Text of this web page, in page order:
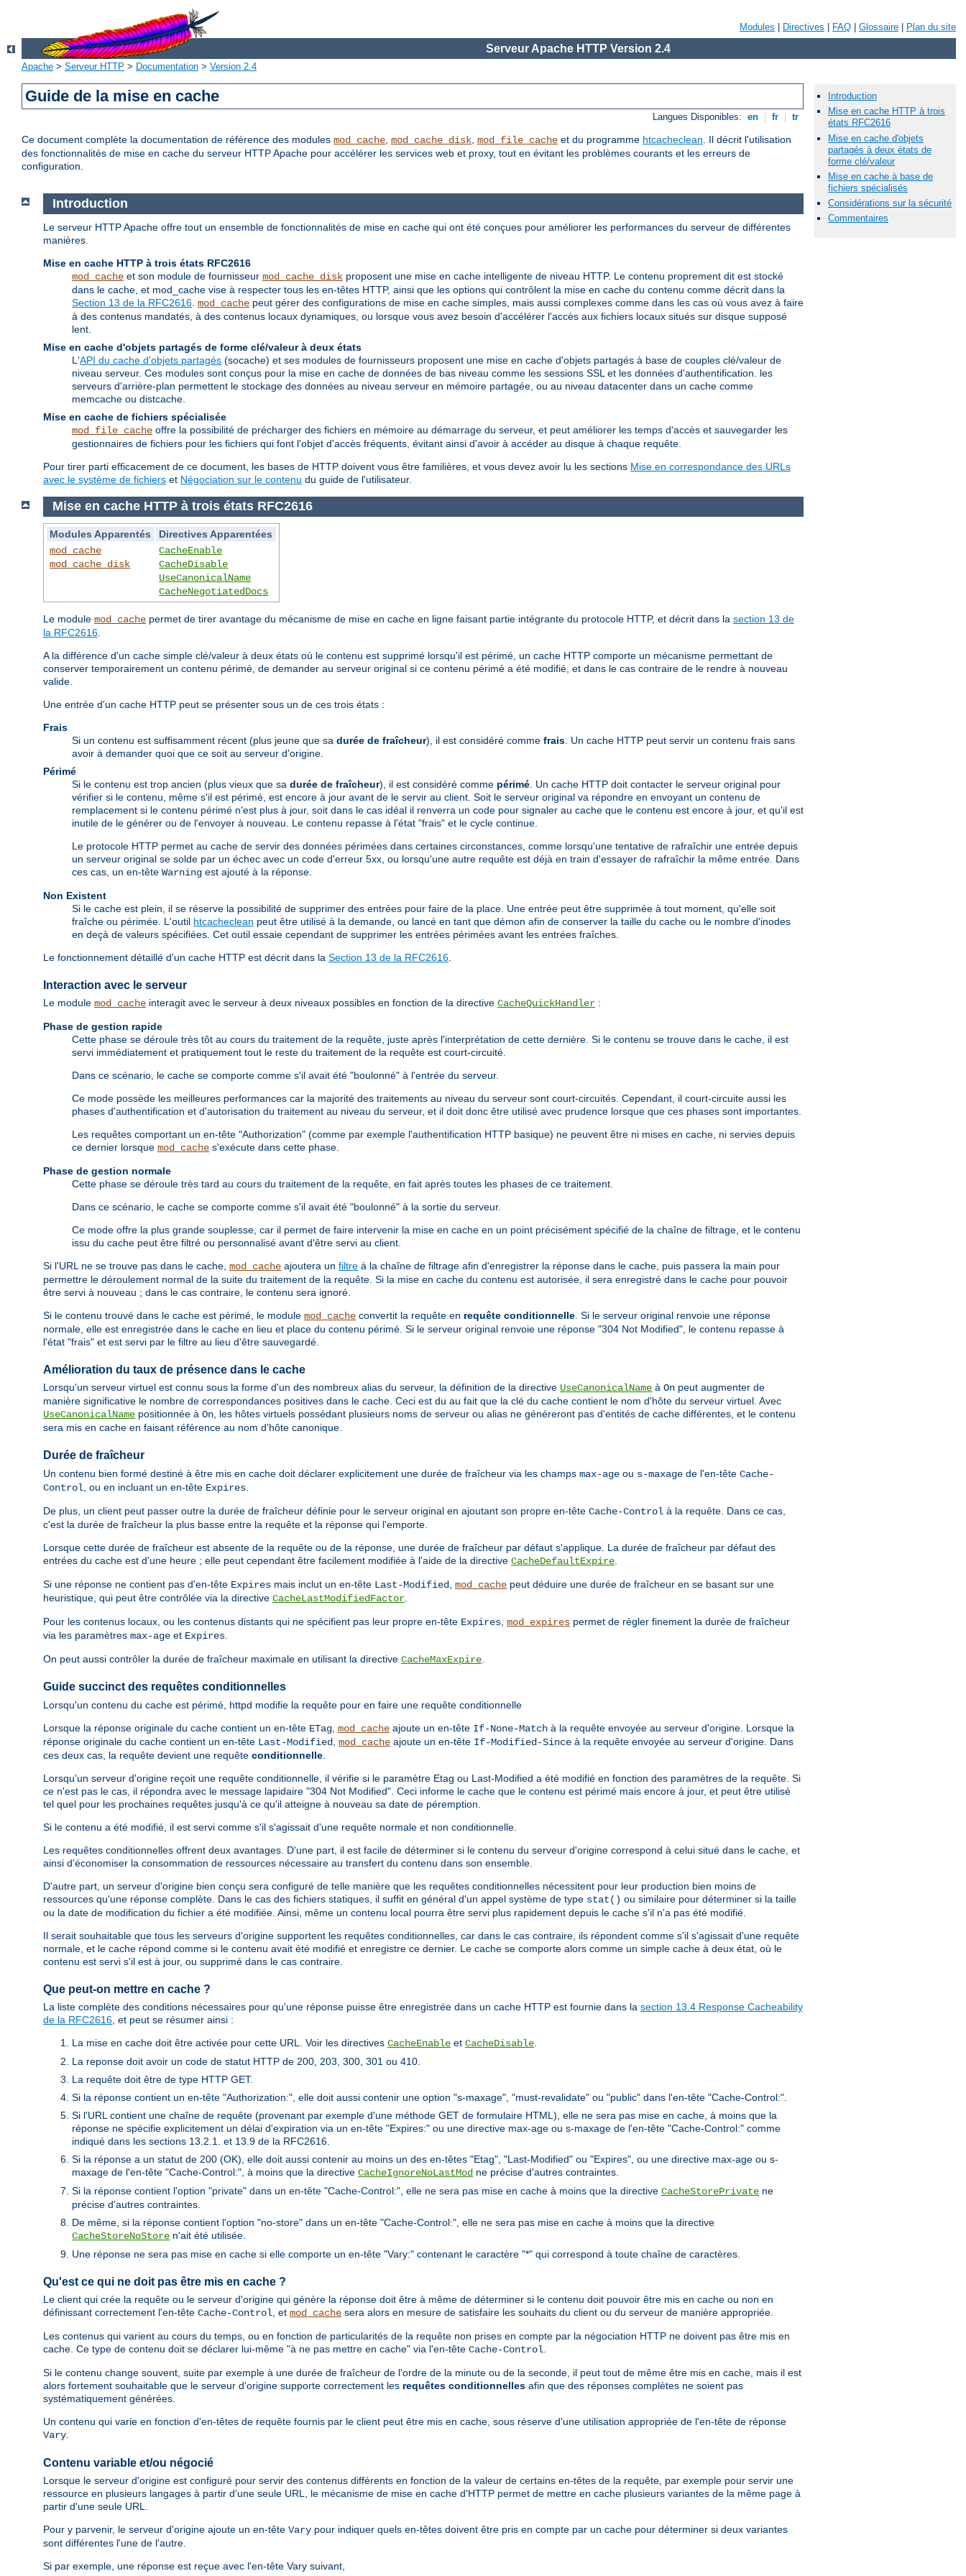
Modules Directives FAQ Glossaire Plan du site
Serveur Apache HTTP Version 2.4
Apache > Serveur HTTP > Documentation > Version 2.4
Guide de la mise en cache
Langues Disponibles: en fr tr
Ce document complète la documentation de référence des modules mod_cache, mod_cache_disk, mod_file_cache et du programme htcacheclean. Il décrit l'utilisation
des fonctionnalités de mise en cache du serveur HTTP Apache pour accélérer les services web et proxy, tout en évitant les problèmes courants et les erreurs de
configuration.
Introduction
Mise en cache HTTP à trois
états RFC2616
Mise en cache d'objets
partagés à deux états de
forme clé/valeur
Mise en cache à base de
fichiers spécialisés
Considérations sur la sécurité
Commentaires
Introduction
Le serveur HTTP Apache offre tout un ensemble de fonctionnalités de mise en cache qui ont été conçues pour améliorer les performances du serveur de différentes
manières.
Mise en cache HTTP à trois états RFC2616
mod_cache et son module de fournisseur mod_cache_disk proposent une mise en cache intelligente de niveau HTTP. Le contenu proprement dit est stocké
dans le cache, et mod_cache vise à respecter tous les en-têtes HTTP, ainsi que les options qui contrôlent la mise en cache du contenu comme décrit dans la
Section 13 de la RFC2616 mod_cache peut gérer des configurations de mise en cache simples, mais aussi complexes comme dans les cas où vous avez à faire
à des contenus mandatés, à des contenus locaux dynamiques, ou lorsque vous avez besoin d'accélérer l'accès aux fichiers locaux situés sur disque supposé
lent.
Mise en cache d'objets partagés de forme clé/valeur à deux états
L'API du cache d'objets partagés (socache) et ses modules de fournisseurs proposent une mise en cache d'objets partagés à base de couples clé/valeur de
niveau serveur. Ces modules sont conçus pour la mise en cache de données de bas niveau comme les sessions SSL et les données d'authentification. les
serveurs d'arrière-plan permettent le stockage des données au niveau serveur en mémoire partagée, ou au niveau datacenter dans un cache comme
memcache ou distcache.
Mise en cache de fichiers spécialisée
mod_file_cache offre la possibilité de précharger des fichiers en mémoire au démarrage du serveur, et peut améliorer les temps d'accès et sauvegarder les
gestionnaires de fichiers pour les fichiers qui font l'objet d'accès fréquents, évitant ainsi d'avoir à accéder au disque à chaque requête.
Pour tirer parti efficacement de ce document, les bases de HTTP doivent vous être familières, et vous devez avoir lu les sections Mise en correspondance des URLs
avec le système de fichiers et Négociation sur le contenu du guide de l'utilisateur.
Mise en cache HTTP à trois états RFC2616
Modules Apparentés
Directives Apparentées
mod_cache
mod_cache_disk
CacheEnable
CacheDisable
UseCanonicalName
CacheNegotiatedDocs
Le module mod_cache permet de tirer avantage du mécanisme de mise en cache en ligne faisant partie intégrante du protocole HTTP, et décrit dans la section 13 de
la RFC2616
A la différence d'un cache simple clé/valeur à deux états où le contenu est supprimé lorsqu'il est périmé, un cache HTTP comporte un mécanisme permettant de
conserver temporairement un contenu périmé, de demander au serveur original si ce contenu périmé a été modifié, et dans le cas contraire de le rendre à nouveau
valide.
Une entrée d'un cache HTTP peut se présenter sous un de ces trois états :
Frais
Si un contenu est suffisamment récent (plus jeune que sa durée de fraîcheur), il est considéré comme frais . Un cache HTTP peut servir un contenu frais sans
avoir à demander quoi que ce soit au serveur d'origine.
Périmé
Si le contenu est trop ancien (plus vieux que sa durée de fraîcheur), il est considéré comme périmé . Un cache HTTP doit contacter le serveur original pour
vérifier si le contenu, même s'il est périmé, est encore à jour avant de le servir au client. Soit le serveur original va répondre en envoyant un contenu de
remplacement si le contenu périmé n'est plus à jour, soit dans le cas idéal il renverra un code pour signaler au cache que le contenu est encore à jour, et qu'il est
inutile de le générer ou de l'envoyer à nouveau. Le contenu repasse à l'état "frais" et le cycle continue.
Le protocole HTTP permet au cache de servir des données périmées dans certaines circonstances, comme lorsqu'une tentative de rafraîchir une entrée depuis
un serveur original se solde par un échec avec un code d'erreur 5xx, ou lorsqu'une autre requête est déjà en train d'essayer de rafraîchir la même entrée. Dans
ces cas, un en-tête Warning est ajouté à la réponse.
Non Existent
Si le cache est plein, il se réserve la possibilité de supprimer des entrées pour faire de la place. Une entrée peut être supprimée à tout moment, qu'elle soit
fraîche ou périmée. L'outil htcacheclean peut être utilisé à la demande, ou lancé en tant que démon afin de conserver la taille du cache ou le nombre d'inodes
en deçà de valeurs spécifiées. Cet outil essaie cependant de supprimer les entrées périmées avant les entrées fraîches.
Le fonctionnement détaillé d'un cache HTTP est décrit dans la Section 13 de la RFC2616
Interaction avec le serveur
Le module mod_cache interagit avec le serveur à deux niveaux possibles en fonction de la directive CacheQuickHandler :
Phase de gestion rapide
Cette phase se déroule très tôt au cours du traitement de la requête, juste après l'interprétation de cette dernière. Si le contenu se trouve dans le cache, il est
servi immédiatement et pratiquement tout le reste du traitement de la requête est court-circuité.
Dans ce scénario, le cache se comporte comme s'il avait été "boulonné" à l'entrée du serveur.
Ce mode possède les meilleures performances car la majorité des traitements au niveau du serveur sont court-circuités. Cependant, il court-circuite aussi les
phases d'authentification et d'autorisation du traitement au niveau du serveur, et il doit donc être utilisé avec prudence lorsque que ces phases sont importantes.
Les requêtes comportant un en-tête "Authorization" (comme par exemple l'authentification HTTP basique) ne peuvent être ni mises en cache, ni servies depuis
ce dernier lorsque mod_cache s'exécute dans cette phase.
Phase de gestion normale
Cette phase se déroule très tard au cours du traitement de la requête, en fait après toutes les phases de ce traitement.
Dans ce scénario, le cache se comporte comme s'il avait été "boulonné" à la sortie du serveur.
Ce mode offre la plus grande souplesse, car il permet de faire intervenir la mise en cache en un point précisément spécifié de la chaîne de filtrage, et le contenu
issu du cache peut être filtré ou personnalisé avant d'être servi au client.
Si l'URL ne se trouve pas dans le cache, mod_cache ajoutera un filtre à la chaîne de filtrage afin d'enregistrer la réponse dans le cache, puis passera la main pour
permettre le déroulement normal de la suite du traitement de la requête. Si la mise en cache du contenu est autorisée, il sera enregistré dans le cache pour pouvoir
être servi à nouveau ; dans le cas contraire, le contenu sera ignoré.
Si le contenu trouvé dans le cache est périmé, le module mod_cache convertit la requête en requête conditionnelle. Si le serveur original renvoie une réponse
normale, elle est enregistrée dans le cache en lieu et place du contenu périmé. Si le serveur original renvoie une réponse "304 Not Modified", le contenu repasse à
l'état "frais" et est servi par le filtre au lieu d'être sauvegardé.
Amélioration du taux de présence dans le cache
Lorsqu'un serveur virtuel est connu sous la forme d'un des nombreux alias du serveur, la définition de la directive UseCanonicalName à On peut augmenter de
manière significative le nombre de correspondances positives dans le cache. Ceci est du au fait que la clé du cache contient le nom d'hôte du serveur virtuel. Avec
UseCanonicalName positionnée à On, les hôtes virtuels possédant plusieurs noms de serveur ou alias ne généreront pas d'entités de cache différentes, et le contenu
sera mis en cache en faisant référence au nom d'hôte canonique.
Durée de fraîcheur
Un contenu bien formé destiné à être mis en cache doit déclarer explicitement une durée de fraîcheur via les champs max-age ou s-maxage de l'en-tête Cache-
Control , ou en incluant un en-tête Expires
De plus, un client peut passer outre la durée de fraîcheur définie pour le serveur original en ajoutant son propre en-tête Cache-Control à la requête. Dans ce cas,
c'est la durée de fraîcheur la plus basse entre la requête et la réponse qui l'emporte.
Lorsque cette durée de fraîcheur est absente de la requête ou de la réponse, une durée de fraîcheur par défaut s'applique. La durée de fraîcheur par défaut des
entrées du cache est d'une heure ; elle peut cependant être facilement modifiée à l'aide de la directive CacheDefaultExpire
Si une réponse ne contient pas d'en-tête Expires mais inclut un en-tête Last-Modified mod_cache peut déduire une durée de fraîcheur en se basant sur une
heuristique, qui peut être contrôlée via la directive CacheLastModifiedFactor
Pour les contenus locaux, ou les contenus distants qui ne spécifient pas leur propre en-tête Expires mod_expires permet de régler finement la durée de fraîcheur
via les paramètres max-age et Expires
On peut aussi contrôler la durée de fraîcheur maximale en utilisant la directive CacheMaxExpire
Guide succinct des requêtes conditionnelles
Lorsqu'un contenu du cache est périmé, httpd modifie la requête pour en faire une requête conditionnelle
Lorsque la réponse originale du cache contient un en-tête ETag mod_cache ajoute un en-tête If-None-Match à la requête envoyée au serveur d'origine. Lorsque la
réponse originale du cache contient un en-tête Last-Modified mod_cache ajoute un en-tête If-Modified-Since à la requête envoyée au serveur d'origine. Dans
ces deux cas, la requête devient une requête conditionnelle
Lorsqu'un serveur d'origine reçoit une requête conditionnelle, il vérifie si le paramètre Etag ou Last-Modified a été modifié en fonction des paramètres de la requête. Si
ce n'est pas le cas, il répondra avec le message lapidaire "304 Not Modified". Ceci informe le cache que le contenu est périmé mais encore à jour, et peut être utilisé
tel quel pour les prochaines requêtes jusqu'à ce qu'il atteigne à nouveau sa date de péremption.
Si le contenu a été modifié, il est servi comme s'il s'agissait d'une requête normale et non conditionnelle.
Les requêtes conditionnelles offrent deux avantages. D'une part, il est facile de déterminer si le contenu du serveur d'origine correspond à celui situé dans le cache, et
ainsi d'économiser la consommation de ressources nécessaire au transfert du contenu dans son ensemble.
D'autre part, un serveur d'origine bien conçu sera configuré de telle manière que les requêtes conditionnelles nécessitent pour leur production bien moins de
ressources qu'une réponse complète. Dans le cas des fichiers statiques, il suffit en général d'un appel système de type stat() ou similaire pour déterminer si la taille
ou la date de modification du fichier a été modifiée. Ainsi, même un contenu local pourra être servi plus rapidement depuis le cache s'il n'a pas été modifié.
Il serait souhaitable que tous les serveurs d'origine supportent les requêtes conditionnelles, car dans le cas contraire, ils répondent comme s'il s'agissait d'une requête
normale, et le cache répond comme si le contenu avait été modifié et enregistre ce dernier. Le cache se comporte alors comme un simple cache à deux état, où le
contenu est servi s'il est à jour, ou supprimé dans le cas contraire.
Que peut-on mettre en cache ?
La liste complète des conditions nécessaires pour qu'une réponse puisse être enregistrée dans un cache HTTP est fournie dans la section 13.4 Response Cacheability
de la RFC2616 , et peut se résumer ainsi :
La mise en cache doit être activée pour cette URL. Voir les directives CacheEnable et CacheDisable
La reponse doit avoir un code de statut HTTP de 200, 203, 300, 301 ou 410.
La requête doit être de type HTTP GET.
Si la réponse contient un en-tête "Authorization:", elle doit aussi contenir une option "s-maxage", "must-revalidate" ou "public" dans l'en-tête "Cache-Control:".
Si l'URL contient une chaîne de requête (provenant par exemple d'une méthode GET de formulaire HTML), elle ne sera pas mise en cache, à moins que la
réponse ne spécifie explicitement un délai d'expiration via un en-tête "Expires:" ou une directive max-age ou s-maxage de l'en-tête "Cache-Control:" comme
indiqué dans les sections 13.2.1. et 13.9 de la RFC2616.
Si la réponse a un statut de 200 (OK), elle doit aussi contenir au moins un des en-têtes "Etag", "Last-Modified" ou "Expires", ou une directive max-age ou s-
maxage de l'en-tête "Cache-Control:", à moins que la directive CacheIgnoreNoLastMod ne précise d'autres contraintes.
Si la réponse contient l'option "private" dans un en-tête "Cache-Control:", elle ne sera pas mise en cache à moins que la directive CacheStorePrivate ne
précise d'autres contraintes.
De même, si la réponse contient l'option "no-store" dans un en-tête "Cache-Control:", elle ne sera pas mise en cache à moins que la directive
CacheStoreNoStore n'ait été utilisée.
Une réponse ne sera pas mise en cache si elle comporte un en-tête "Vary:" contenant le caractère "*" qui correspond à toute chaîne de caractères.
Qu'est ce qui ne doit pas être mis en cache ?
Le client qui crée la requête ou le serveur d'origine qui génère la réponse doit être à même de déterminer si le contenu doit pouvoir être mis en cache ou non en
définissant correctement l'en-tête Cache-Control , et mod_cache sera alors en mesure de satisfaire les souhaits du client ou du serveur de manière appropriée.
Les contenus qui varient au cours du temps, ou en fonction de particularités de la requête non prises en compte par la négociation HTTP ne doivent pas être mis en
cache. Ce type de contenu doit se déclarer lui-même "à ne pas mettre en cache" via l'en-tête Cache-Control
Si le contenu change souvent, suite par exemple à une durée de fraîcheur de l'ordre de la minute ou de la seconde, il peut tout de même être mis en cache, mais il est
alors fortement souhaitable que le serveur d'origine supporte correctement les requêtes conditionnelles afin que des réponses complètes ne soient pas
systématiquement générées.
Un contenu qui varie en fonction d'en-têtes de requête fournis par le client peut être mis en cache, sous réserve d'une utilisation appropriée de l'en-tête de réponse
Vary
Contenu variable et/ou négocié
Lorsque le serveur d'origine est configuré pour servir des contenus différents en fonction de la valeur de certains en-têtes de la requête, par exemple pour servir une
ressource en plusieurs langages à partir d'une seule URL, le mécanisme de mise en cache d'HTTP permet de mettre en cache plusieurs variantes de la même page à
partir d'une seule URL.
Pour y parvenir, le serveur d'origine ajoute un en-tête Vary pour indiquer quels en-têtes doivent être pris en compte par un cache pour déterminer si deux variantes
sont différentes l'une de l'autre.
Si par exemple, une réponse est reçue avec l'en-tête Vary suivant,